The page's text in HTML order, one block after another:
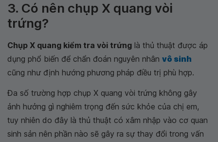
3. Có nên chụp X quang vòi
trứng?
Chụp X quang kiểm tra vòi trứng là thủ thuật được áp
dụng phổ biến để chẩn đoán nguyên nhân vô sinh
cũng như định hướng phương pháp điều trị phù hợp.
Đa số trường hợp chụp X quang vòi trứng không gây
ảnh hưởng gì nghiêm trọng đến sức khỏe của chị em,
tuy nhiên do đây là thủ thuật có xâm nhập vào cơ quan
sinh sản nên phần nào sẽ gây ra sự thay đổi trong vấn